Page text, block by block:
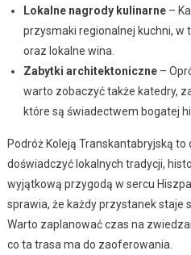
Lokalne nagrody kulinarne–
przysmaki regionalnej kuchni, w
oraz lokalne wina.
Zabytki architektoniczne–
warto zobaczyć także katedry,
które są świadectwem bogatej
Podróż Koleją Transkantabryjską to
doświadczyć lokalnych tradycji,
wyjątkową przygodą w sercu
sprawia, że każdy przystanek staje
Warto zaplanować czas na
co ta trasa ma do zaoferowania.